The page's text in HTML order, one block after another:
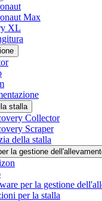
Max
XL
stalla
Collector
Scraper
della stalla
la gestione
per la gestione
per la stalla